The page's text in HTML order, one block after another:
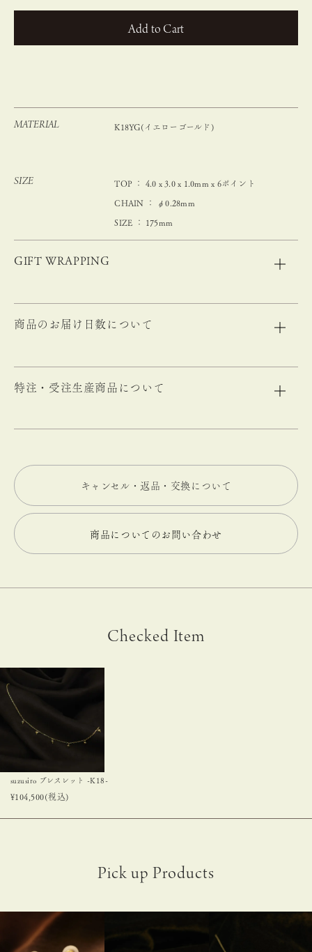
カートに入れる
MATERIAL K18YG(イエローゴールド)
SIZE TOP ： 4.0 x 3.0 x 1.0mm x 6ポイント
CHAIN ： φ0.28mm
SIZE ： 175mm
GIFT WRAPPING
商品のお届け日数について
特注・受注生産商品について
キャンセル・返品・交換について
商品についてのお問い合わせ
Checked Item
suzusiro ブレスレット -K18-
¥104,500(税込)